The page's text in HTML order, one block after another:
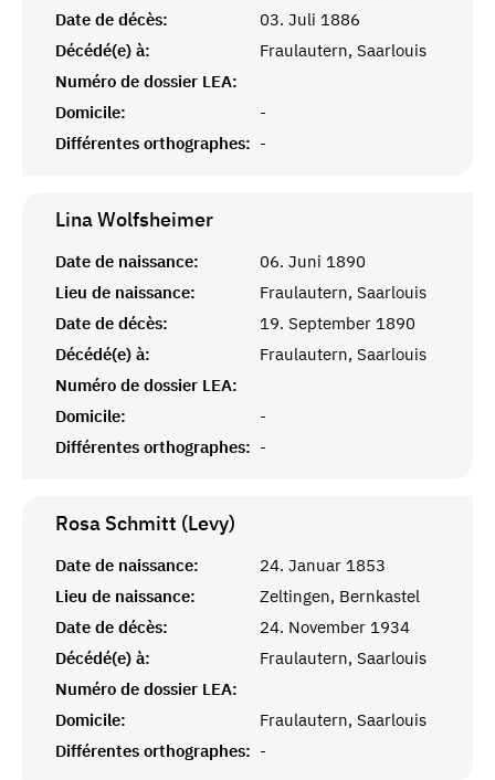
Date de décès:
03. Juli 1886
Décédé(e) à:
Fraulautern, Saarlouis
Numéro de dossier LEA:
Domicile:
-
Différentes orthographes: -
LinaWolfsheimer
Date de naissance:
06. Juni 1890
Lieu de naissance:
Fraulautern, Saarlouis
Date de décès:
19. September 1890
Décédé(e) à:
Fraulautern, Saarlouis
Numéro de dossier LEA:
Domicile:
-
Différentes orthographes: -
Rosa Schmitt (Levy)
Date de naissance:
24. Januar 1853
Lieu de naissance:
Zeltingen, Bernkastel
Date de décès:
24. November 1934
Décédé(e) à:
Fraulautern, Saarlouis
Numéro de dossier LEA:
Domicile:
Fraulautern, Saarlouis
Différentes orthographes: -